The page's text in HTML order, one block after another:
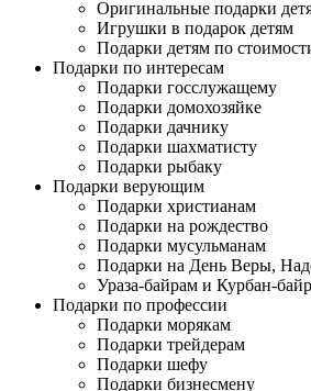
Оригинальные подарки
Игрушки в подарок детям
Подарки детям по
Подарки по интересам
Подарки госслужащему
Подарки домохозяйке
Подарки дачнику
Подарки шахматисту
Подарки рыбаку
Подарки верующим
Подарки христианам
Подарки на рождество
Подарки мусульманам
Подарки на День Веры,
Ураза-байрам и Курбан-
Подарки по профессии
Подарки морякам
Подарки трейдерам
Подарки шефу
Подарки бизнесмену